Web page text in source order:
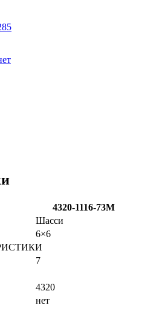
4320-1116-73М
Шасси
6×6
7
4320
нет